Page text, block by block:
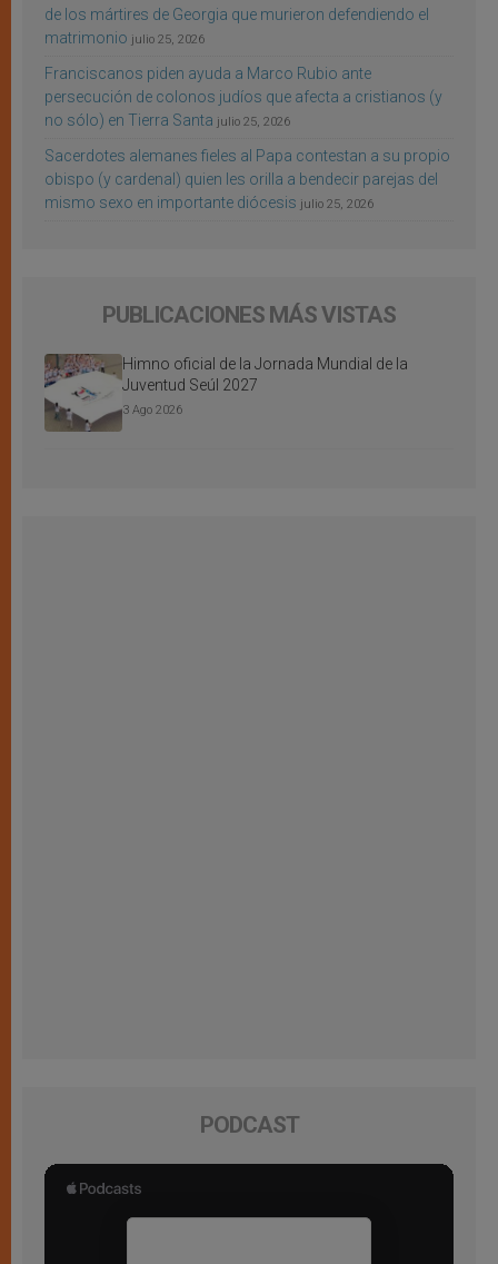
de los mártires de Georgia que murieron defendiendo el
matrimonio julio 25, 2026
Franciscanos piden ayuda a Marco Rubio ante
persecución de colonos judíos que afecta a cristianos (y
no sólo) en Tierra Santa julio 25, 2026
Sacerdotes alemanes fieles al Papa contestan a su propio
obispo (y cardenal) quien les orilla a bendecir parejas del
mismo sexo en importante diócesis julio 25, 2026
PUBLICACIONES MÁS VISTAS
Himno oficial de la Jornada Mundial de la
Juventud Seúl 2027
3 Ago 2026
PODCAST